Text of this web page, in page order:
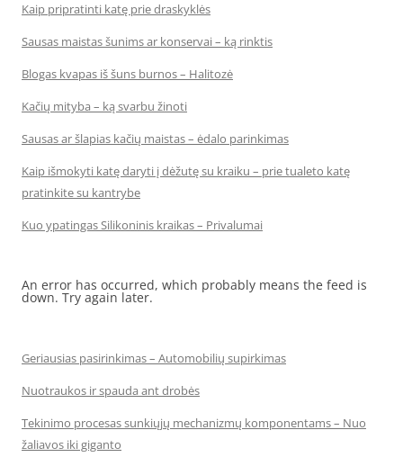
Kaip pripratinti katę prie draskyklės
Sausas maistas šunims ar konservai – ką rinktis
Blogas kvapas iš šuns burnos – Halitozė
Kačių mityba – ką svarbu žinoti
Sausas ar šlapias kačių maistas – ėdalo parinkimas
Kaip išmokyti katę daryti į dėžutę su kraiku – prie tualeto katę
pratinkite su kantrybe
Kuo ypatingas Silikoninis kraikas – Privalumai
An error has occurred, which probably means the feed is
down. Try again later.
Geriausias pasirinkimas – Automobilių supirkimas
Nuotraukos ir spauda ant drobės
Tekinimo procesas sunkiųjų mechanizmų komponentams – Nuo
žaliavos iki giganto